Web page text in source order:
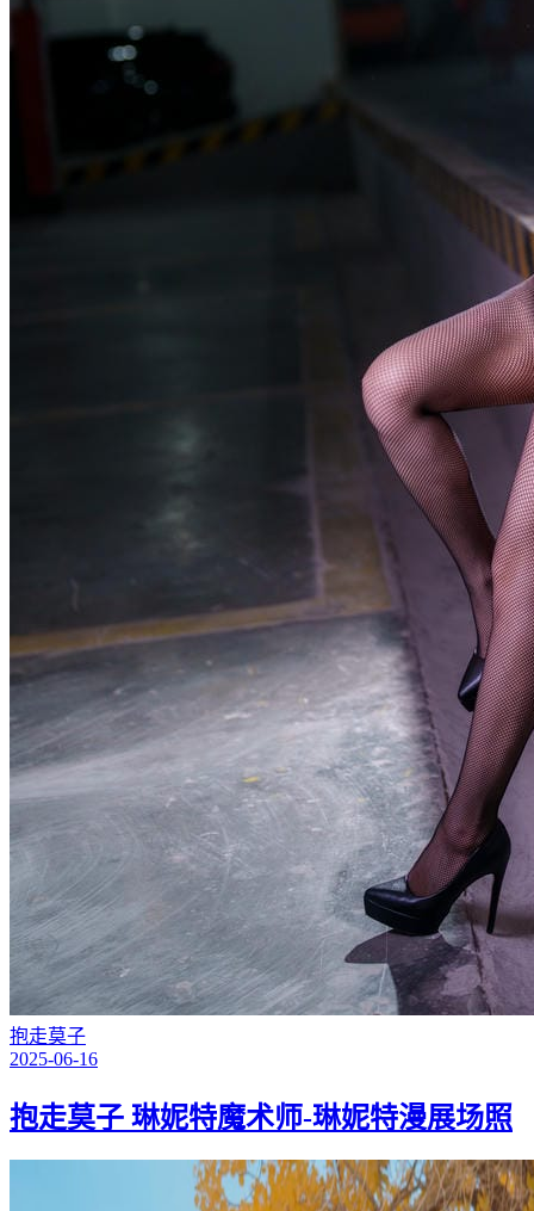
抱走莫子
2025-06-16
抱走莫子 琳妮特魔术师-琳妮特漫展场照